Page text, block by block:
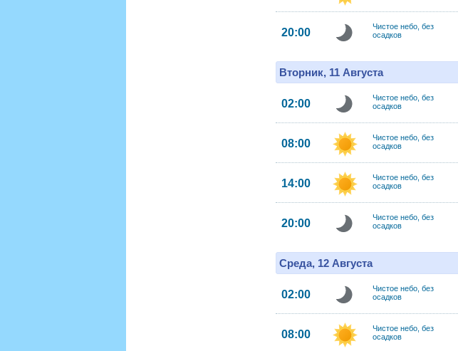
20:00
Чистое небо, без
осадков
Вторник, 11 Августа
02:00
Чистое небо, без
осадков
08:00
Чистое небо, без
осадков
14:00
Чистое небо, без
осадков
20:00
Чистое небо, без
осадков
Среда, 12 Августа
02:00
Чистое небо, без
осадков
08:00
Чистое небо, без
осадков